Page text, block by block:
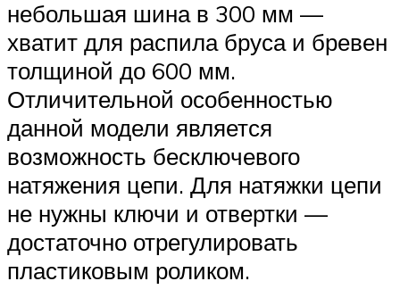
небольшая шина в 300 мм —
хватит для распила бруса и бревен
толщиной до 600 мм.
Отличительной особенностью
данной модели является
возможность бесключевого
натяжения цепи. Для натяжки цепи
не нужны ключи и отвертки —
достаточно отрегулировать
пластиковым роликом.